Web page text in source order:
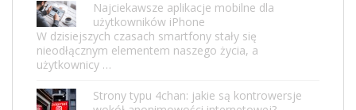
Najciekawsze aplikacje mobilne dla
użytkowników iPhone
W dzisiejszych czasach smartfony stały się
nieodłącznym elementem naszego życia, a
użytkownicy …
Strony typu 4chan: jakie są kontrowersje